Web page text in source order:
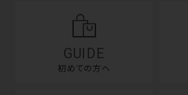
GUIDE
初めての方へ